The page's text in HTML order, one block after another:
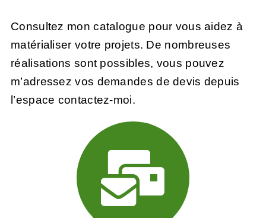
Consultez mon catalogue pour vous aidez à
matérialiser votre projets. De nombreuses
réalisations sont possibles, vous pouvez
m’adressez vos demandes de devis depuis
l’espace contactez-moi.